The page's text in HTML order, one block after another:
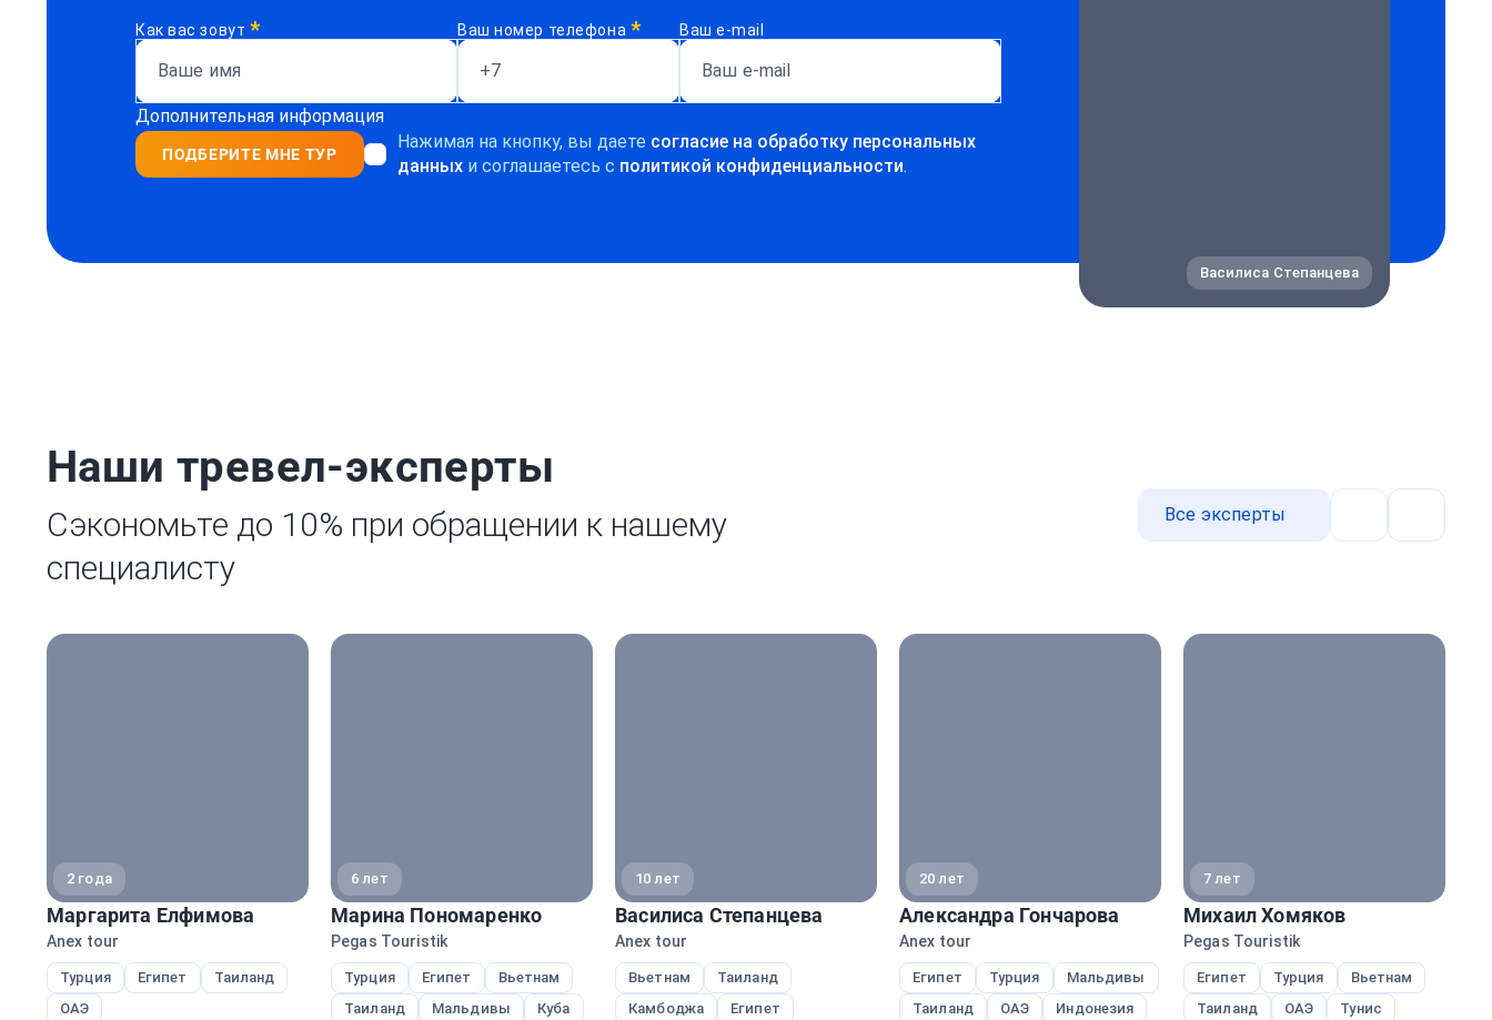
Как вас зовут * Ваш номер телефона * Ваш e-mail
Дополнительная информация
ПОДБЕРИТЕ МНЕ ТУР
Нажимая на кнопку, вы даете согласие на обработку персональных
данныхи соглашаетесь c политикой конфиденциальности.
Василиса Степанцева
Наши тревел-эксперты
Сэкономьте до 10% при обращении к нашему
специалисту
Все эксперты
2 года
Маргарита Елфимова
Anex tour
Турция Египет
Таиланд
ОАЭ
6 лет
Марина Пономаренко
Pegas Touristik
Турция Египет
Вьетнам
Таиланд
Мальдивы Куба
10 лет
Василиса Степанцева
Anex tour
Вьетнам
Таиланд
Камбоджа
Египет
20 лет
Александра Гончарова
Anex tour
Египет Турция
Мальдивы
Таиланд
ОАЭ
Индонезия
7 лет
Михаил Хомяков
Pegas Touristik
Египет Турция
Вьетнам
Таиланд
ОАЭ Тунис